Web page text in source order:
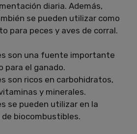
diaria. Además,
se pueden utilizar como
para peces y aves de corral.
son una fuente importante
para el ganado.
son ricos en carbohidratos,
y minerales.
se pueden utilizar en la
biocombustibles.